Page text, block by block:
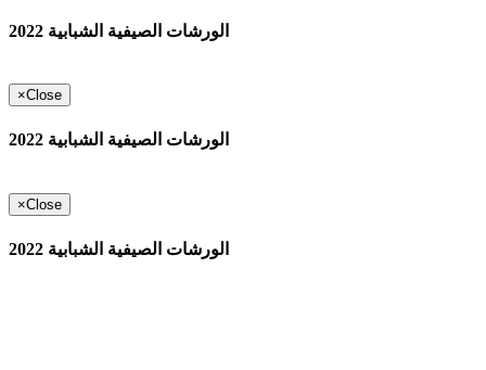
الورشات الصيفية الشبابية 2022
×Close
الورشات الصيفية الشبابية 2022
×Close
الورشات الصيفية الشبابية 2022